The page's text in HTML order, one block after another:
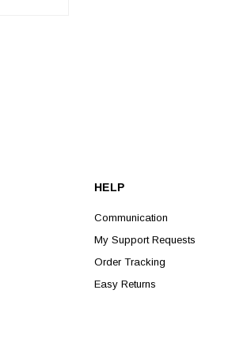
HELP
Communication
My Support Requests
Order Tracking
Easy Returns